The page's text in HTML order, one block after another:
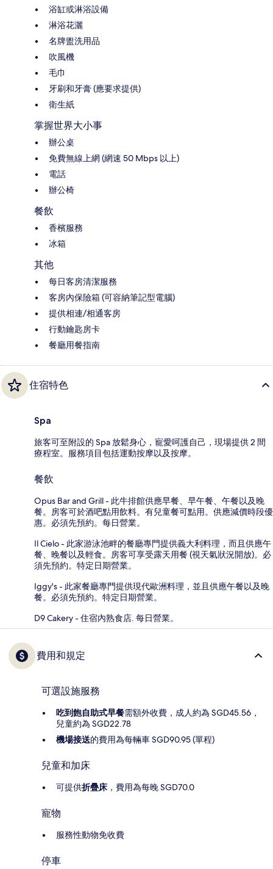
浴缸或淋浴設備
淋浴花灑
名牌盥洗用品
吹風機
毛巾
牙刷和牙膏 (應要求提供)
衛生紙
掌握世界大小事
辦公桌
免費無線上網 (網速 50 Mbps 以上)
電話
辦公椅
餐飲
香檳服務
冰箱
其他
每日客房清潔服務
客房內保險箱 (可容納筆記型電腦)
提供相連/相通客房
行動鑰匙房卡
餐廳用餐指南
住宿特色
Spa
旅客可至附設的 Spa 放鬆身心，寵愛呵護自己，現場提供 2 間
療程室。服務項目包括運動按摩以及按摩。
餐飲
Opus Bar and Grill - 此牛排館供應早餐、早午餐、午餐以及晚
餐。房客可於酒吧點用飲料。有兒童餐可點用。供應減價時段優
惠。必須先預約。每日營業。
Il Cielo - 此家游泳池畔的餐廳專門提供義大利料理，而且供應午
餐、晚餐以及輕食。房客可享受露天用餐 (視天氣狀況開放)。必
須先預約。特定日期營業。
Iggy's - 此家餐廳專門提供現代歐洲料理，並且供應午餐以及晚
餐。必須先預約。特定日期營業。
D9 Cakery - 住宿內熟食店. 每日營業。
費用和規定
可選設施服務
吃到飽自助式早餐需額外收費，成人約為 SGD45.56，
兒童約為 SGD22.78
機場接送的費用為每輛車 SGD90.95 (單程)
兒童和加床
可提供折疊床 ，費用為每晚 SGD70.0
寵物
服務性動物免收費
停車